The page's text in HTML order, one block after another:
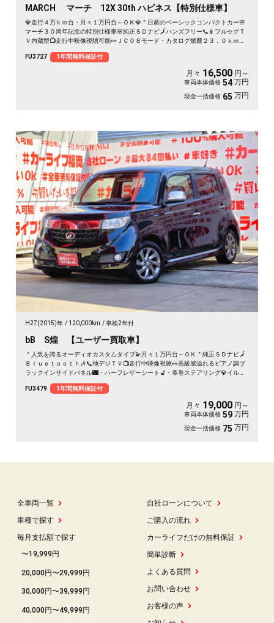
MARCH マーチ 12X 30th ハピネス【特別仕様車】
💎走行４万ｋｍ台・月々１万円台～ＯＫ💎＂日産のベーシックコンパクトカー🌸
マーチ３０周年記念の特別仕様車🌸純正ＳＤナビ🗾ハンズフリー📞📱フルセグＴ
Ｖ内蔵型📺走行中映像視聴可能👀ＪＣ０８モード・カタログ燃費２３．０ｋｍ／
FU3727
1年間無料保証付
月々 16,500 円～
車両本体価格 54 万円
現金一括価格 65 万円
H27(2015)年 120,000km 車検2年付
bB S煌 【ユーザー買取車】
＂人気を誇るオーディオカスタムタイプ💫月々１万円台～ＯＫ＂純正ＳＤナビ🗾
Ｂｌｕｅｔｏｏｔｈ🎶📞地デジＴＶ📺走行中映像視聴👀高級感溢れるピアノ調ブ
ラックインサイドパネル🌃・ハーフレザーシート💺・革巻ステアリング💎イルミ
分📀🌈車検２年付🌈
FU3479 1年間無料保証付
月々 19,000 円～
車両本体価格 59 万円
現金一括価格 75 万円
全車両一覧
車種で探す
毎月支払額で探す
〜19,999円
20,000円〜29,999円
30,000円〜39,999円
40,000円〜49,999円
自社ローンについて
ご購入の流れ
カーライフだけの無料保証
簡単診断
よくある質問
お問い合わせ
お客様の声